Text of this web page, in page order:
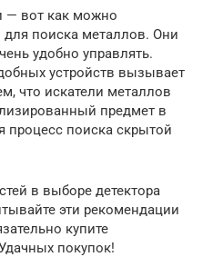
— вот как можно
для поиска металлов. Они
удобно управлять.
устройств вызывает
что искатели металлов
предмет в
процесс поиска скрытой
в выборе детектора
эти рекомендации
купите
покупок!